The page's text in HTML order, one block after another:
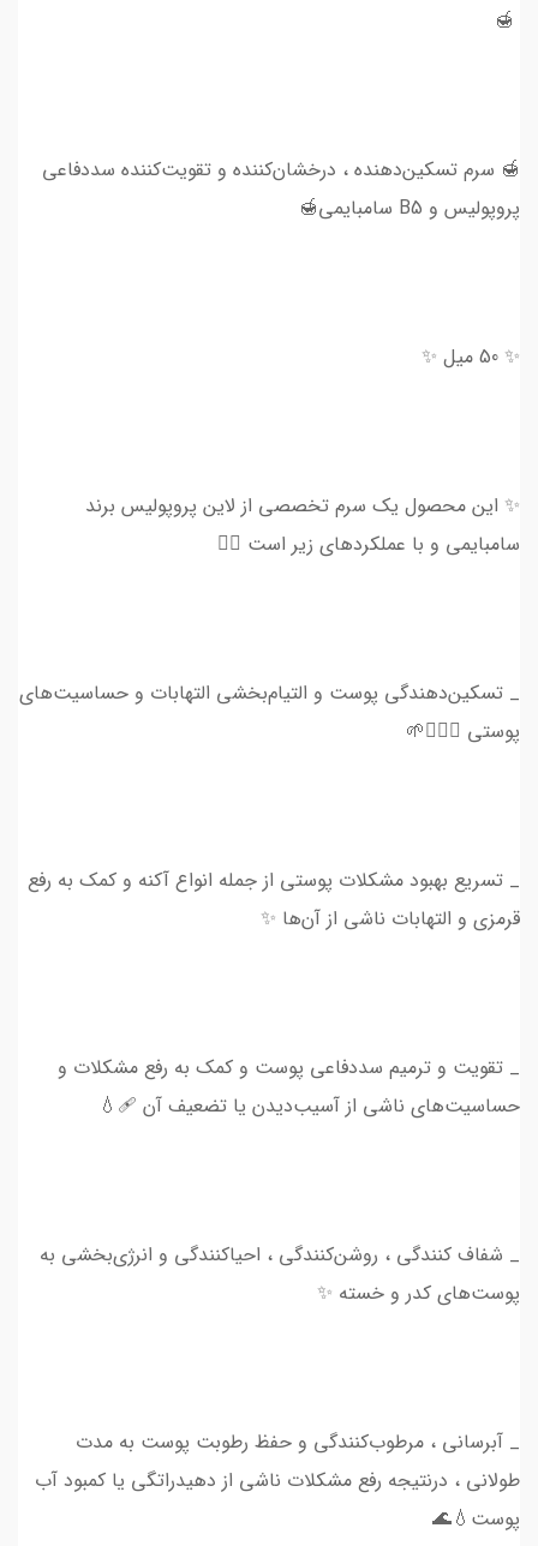
🍯
🍯 سرم تسکین‌دهنده ، درخشان‌کننده و تقویت‌کننده سد‌دفاعی
پروپولیس و B5 سامبایمی🍯
✨ 50 میل ✨
✨ این محصول یک سرم تخصصی از لاین پروپولیس برند
سامبایمی و با عملکرد‌های زیر است 👇🏻
_ تسکین‌دهندگی پوست و التیام‌بخشی التهابات و حساسیت‌های
پوستی 💆🏻‍♀️🌱
_ تسریع بهبود مشکلات پوستی از جمله انواع آکنه و کمک به رفع
قرمزی و التهابات ناشی از آن‌ها ✨
_ تقویت و ترمیم سددفاعی پوست و کمک به رفع مشکلات و
حساسیت‌های ناشی از آسیب‌دیدن یا تضعیف آن 🩹💧
_ شفاف کنندگی‌ ، روشن‌کنندگی ، احیاکنندگی و انرژی‌بخشی به
پوست‌های کدر و خسته ✨
_ آبرسانی ، مرطوب‌کنندگی و حفظ رطوبت پوست به مدت
طولانی ، درنتیجه رفع مشکلات ناشی از دهیدراتگی یا کمبود آب
پوست💧🌊